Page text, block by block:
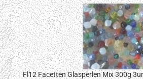
Fl12 Facetten Glasperlen Mix 300g